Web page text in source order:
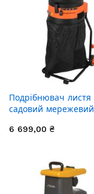
Подрібнювач листя
садовий мережевий
80л 8.2кг
6 699,00 ₴